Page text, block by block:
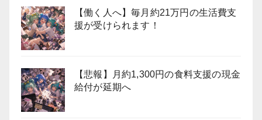
【働く人へ】毎月約21万円の生活費支
援が受けられます！
【悲報】月約1,300円の食料支援の現金
給付が延期へ